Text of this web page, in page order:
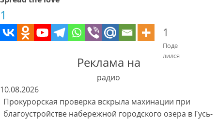
1
1
Поде
лился
Реклама на
радио
10.08.2026
Прокурорская проверка вскрыла махинации при
благоустройстве набережной городского озера в Гусь-